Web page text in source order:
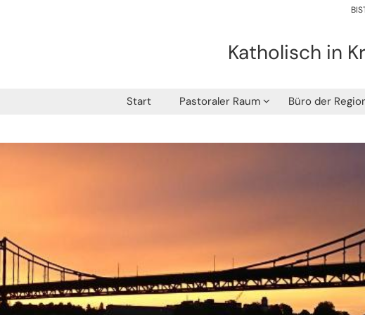
Katholisch in
Start Pastoraler Raum Büro der